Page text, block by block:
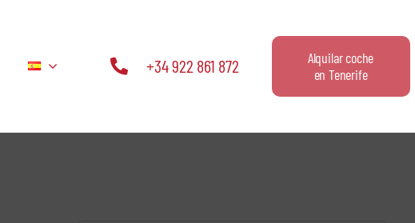
+34 922 861 872
Alquilar coche
en Tenerife